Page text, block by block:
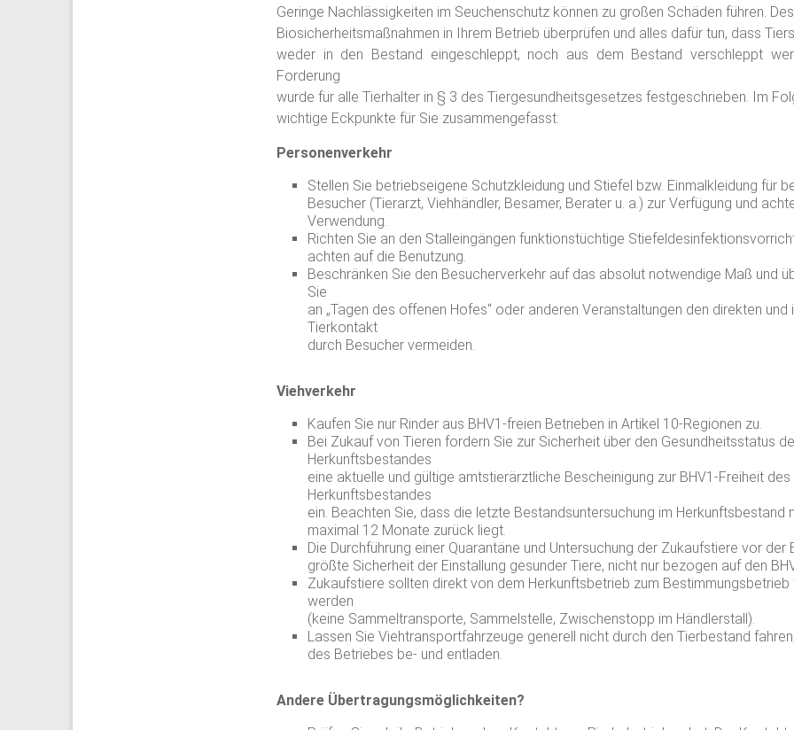
Geringe Nachlässigkeiten im Seuchenschutz können zu großen Schäden führen.
Biosicherheitsmaßnahmen in Ihrem Betrieb überprüfen und alles dafür tun, dass
weder in den Bestand eingeschleppt, noch aus dem Bestand verschleppt
Forderung
wurde für alle Tierhalter in § 3 des Tiergesundheitsgesetzes festgeschrieben. Im
wichtige Eckpunkte für Sie zusammengefasst:
Personenverkehr
Stellen Sie betriebseigene Schutzkleidung und Stiefel bzw. Einmalkleidung für
Besucher (Tierarzt, Viehhändler, Besamer, Berater u. a.) zur Verfügung und
Verwendung.
Richten Sie an den Stalleingängen funktionstüchtige
achten auf die Benutzung.
Beschränken Sie den Besucherverkehr auf das absolut notwendige Maß und
Sie
an „Tagen des offenen Hofes“ oder anderen Veranstaltungen den direkten und
Tierkontakt
durch Besucher vermeiden.
Viehverkehr
Kaufen Sie nur Rinder aus BHV1-freien Betrieben in Artikel 10-Regionen zu.
Bei Zukauf von Tieren fordern Sie zur Sicherheit über den Gesundheitsstatus
Herkunftsbestandes
eine aktuelle und gültige amtstierärztliche Bescheinigung zur BHV1-Freiheit des
Herkunftsbestandes
ein. Beachten Sie, dass die letzte Bestandsuntersuchung im Herkunftsbestand
maximal 12 Monate zurück liegt.
Die Durchführung einer Quarantäne und Untersuchung der Zukaufstiere vor der
größte Sicherheit der Einstallung gesunder Tiere, nicht nur bezogen auf den
Zukaufstiere sollten direkt von dem Herkunftsbetrieb zum
werden
(keine Sammeltransporte, Sammelstelle, Zwischenstopp im Händlerstall).
Lassen Sie Viehtransportfahrzeuge generell nicht durch den Tierbestand
des Betriebes be- und entladen.
Andere Übertragungsmöglichkeiten?